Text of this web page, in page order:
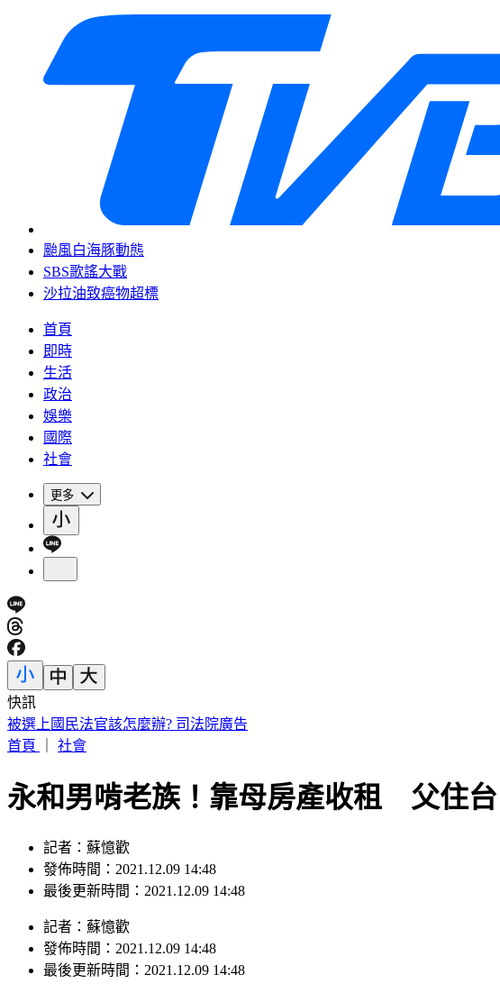
颱風白海豚動態
SBS歌謠大戰
沙拉油致癌物超標
首頁
即時
生活
政治
娛樂
國際
社會
更多
快訊
「台灣LBJ」重返職籃！周儀翔重磅加盟新北國王
首頁
社會
永和男啃老族！靠母房產收租 父住台
記者：蘇憶歡
發佈時間：2021.12.09 14:48
最後更新時間：2021.12.09 14:48
記者 ： 蘇憶歡
發佈時間： 2021.12.09 14:48
最後更新時間： 2021.12.09 14:48